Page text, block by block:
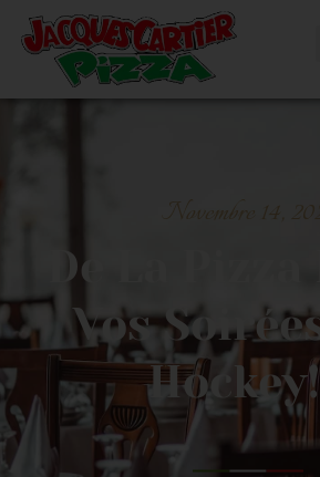
Novembre 14, 2022
De La Pizza
Vos
Hockey!